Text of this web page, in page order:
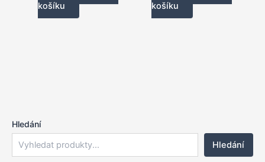
Hledání
Hledání
košíku
košíku